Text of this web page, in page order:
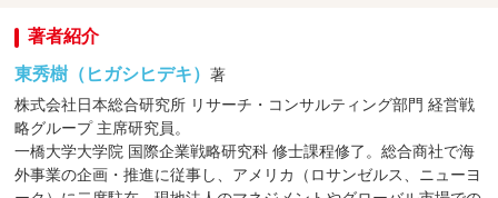
著者紹介
東秀樹（ヒガシヒデキ）著
株式会社日本総合研究所 リサーチ・コンサルティング部門 経営戦
略グループ 主席研究員。
一橋大学大学院 国際企業戦略研究科 修士課程修了。総合商社で海
外事業の企画・推進に従事し、アメリカ（ロサンゼルス、ニューヨ